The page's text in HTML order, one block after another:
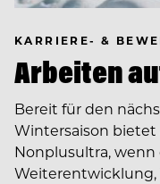
KARRIERE- &
Arbeiten
Bereit für den
Wintersaison bietet
Nonplusultra,